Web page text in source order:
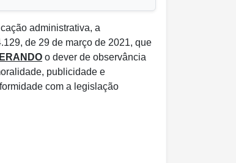
administrativa, a
de 29 de março de 2021, que
o dever de observância
publicidade e
com a legislação